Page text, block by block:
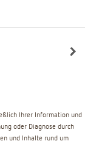
Ihrer Information und
oder Diagnose durch
und Inhalte rund um